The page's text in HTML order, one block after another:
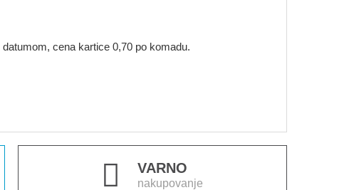
cena kartice 0,70 po komadu.
VARNO
nakupovanje